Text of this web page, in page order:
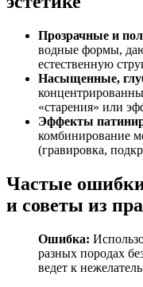
Прозрачные и
водные формы,
естественную
Насыщенные,
«старения» или
Эффекты
комбинирование
(гравировка,
Частые
и советы из
Ошибка:
разных породах
ведет к